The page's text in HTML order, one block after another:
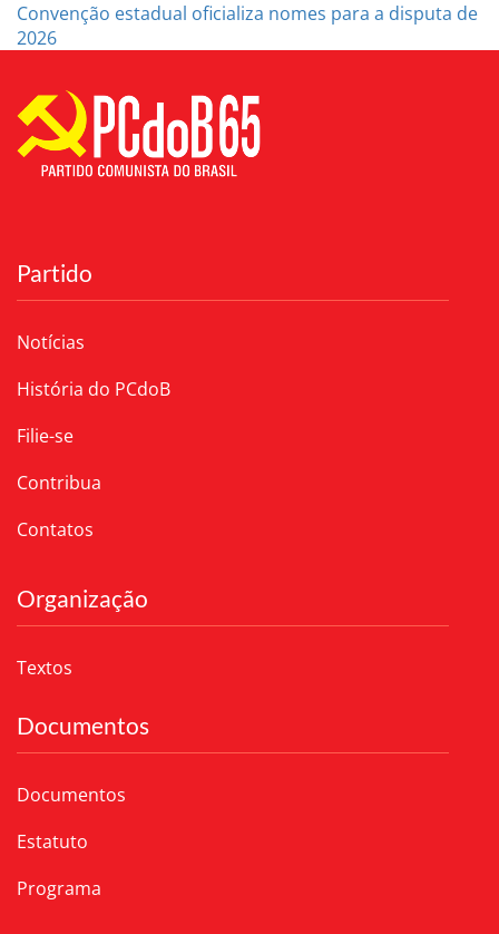
Convenção estadual oficializa nomes para a disputa de
2026
Partido
Notícias
História do PCdoB
Filie-se
Contribua
Contatos
Organização
Textos
Documentos
Documentos
Estatuto
Programa